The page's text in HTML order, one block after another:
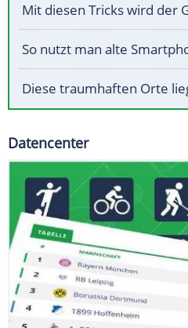
Mit diesen Tricks wird der
So nutzt man alte
Diese traumhaften Orte
Datencenter